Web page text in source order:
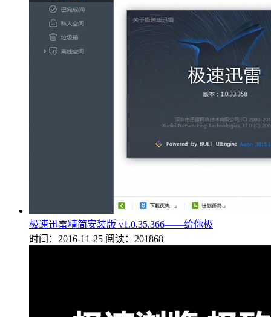
极速迅雷精简安装版 v1.0.35.366——给你极
时间：2016-11-25 阅读：201868